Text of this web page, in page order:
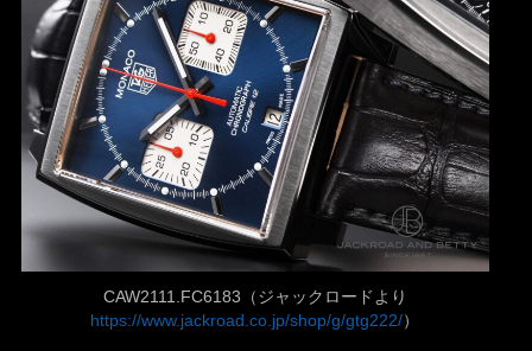
CAW2111.FC6183（ジャックロードより
https://www.jackroad.co.jp/shop/g/gtg222/）